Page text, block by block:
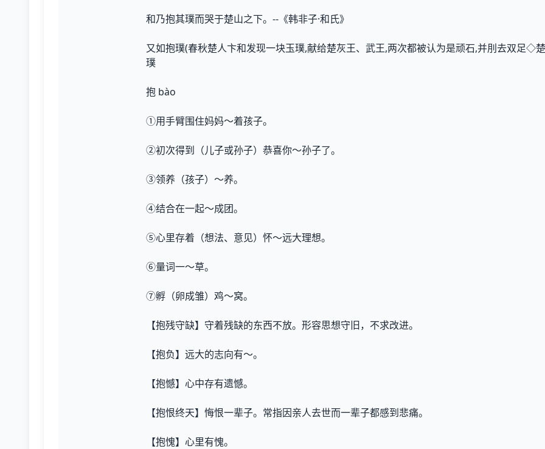
和乃抱其璞而哭于楚山之下。--《韩非子·和氏》
又如抱璞(春秋楚人卞和发现一块玉璞,献给楚灰王、武王,两次都被认为是顽石,并刖去双足◇
璞
抱 bào
①用手臂围住妈妈～着孩子。
②初次得到（儿子或孙子）恭喜你～孙子了。
③领养（孩子）～养。
④结合在一起～成团。
⑤心里存着（想法、意见）怀～远大理想。
⑥量词一～草。
⑦孵（卵成雏）鸡～窝。
【抱残守缺】守着残缺的东西不放。形容思想守旧，不求改进。
【抱负】远大的志向有～。
【抱憾】心中存有遗憾。
【抱恨终天】悔恨一辈子。常指因亲人去世而一辈子都感到悲痛。
【抱愧】心里有愧。